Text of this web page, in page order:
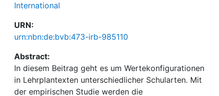
International
URN:
urn:nbn:de:bvb:473-irb-985110
Abstract:
In diesem Beitrag geht es um Wertekonfigurationen
in Lehrplantexten unterschiedlicher Schularten. Mit
der empirischen Studie werden die